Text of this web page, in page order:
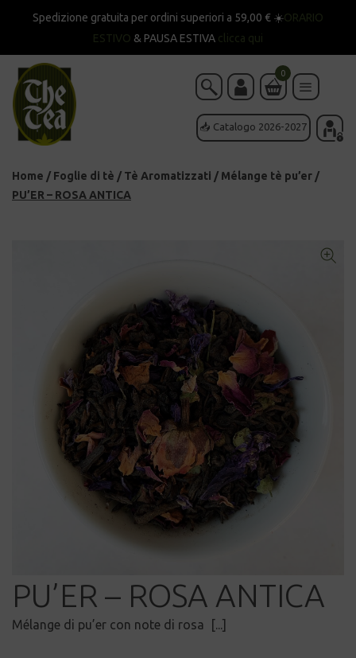
Spedizione gratuita per ordini superiori a 59,00 € ☀️ORARIO
ESTIVO & PAUSA ESTIVA clicca qui
📥 Catalogo 2026-2027
0
Home / Foglie di tè / Tè Aromatizzati / Mélange tè pu’er /
PU’ER – ROSA ANTICA
PU’ER – ROSA ANTICA
Mélange di pu’er con note di rosa [...]